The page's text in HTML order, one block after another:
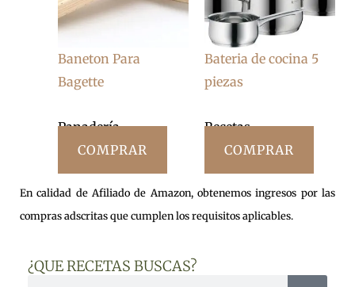
Baneton Para
Bagette
Panadería
COMPRAR
Bateria de cocina 5
piezas
Recetas
COMPRAR
En calidad de Afiliado de Amazon, obtenemos ingresos por las
compras adscritas que cumplen los requisitos aplicables.
¿QUE RECETAS BUSCAS?